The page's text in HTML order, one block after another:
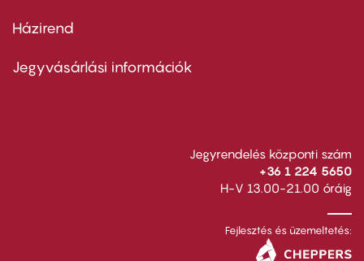
Footer
second
Házirend
Jegyvásárlási információk
Jegyrendelés központi szám
+36 1 224 5650
H-V 13.00-21.00 óráig
Fejlesztés és üzemeltetés: